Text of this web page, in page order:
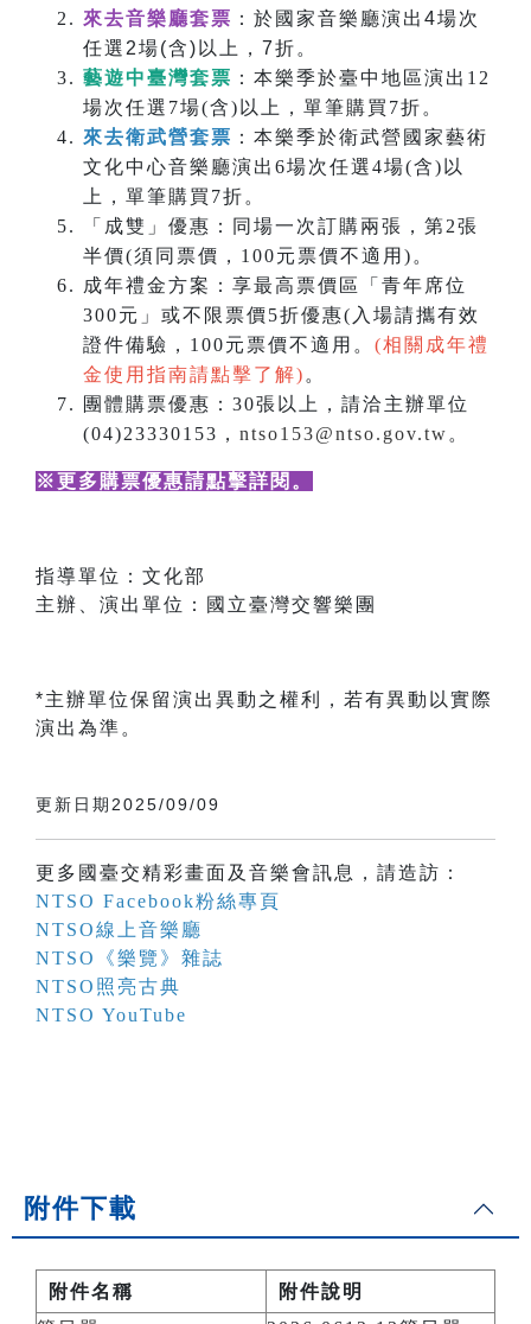
來去音樂廳套票 ：於國家音樂廳演出4場次
任選2場(含)以上，7折。
藝遊中臺灣套票 ：本樂季於臺中地區演出12
場次任選7場(含)以上，單筆購買7折。
來去衛武營套票 ：本樂季於衛武營國家藝術
文化中心音樂廳演出6場次任選4場(含)以
上，單筆購買7折。
「成雙」優惠：同場一次訂購兩張，第2張
半價(須同票價，100元票價不適用)。
成年禮金方案：享最高票價區「青年席位
300元」或不限票價5折優惠(入場請攜有效
證件備驗，100元票價不適用。 (相關成年禮
金使用指南請點擊了解) 。
團體購票優惠：30張以上，請洽主辦單位
(04)23330153， ntso153@ntso.gov.tw 。
※更多購票優惠請點擊詳閱 。
指導單位：文化部
主辦、演出單位：國立臺灣交響樂團
*主辦單位保留演出異動之權利，若有異動以實際
演出為準。
更新日期2025/09/09
更多國臺交精彩畫面及音樂會訊息，請造訪：
NTSO Facebook粉絲專頁
NTSO線上音樂廳
NTSO《樂覽》雜誌
NTSO照亮古典
NTSO YouTube
附件下載
附件名稱
附件說明